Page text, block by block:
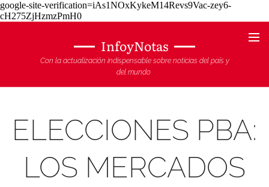
google-site-verification=iAs1NOxKykeM14Revs9Vac-zey6-
cH275ZjHzmzPmH0
InfoyNotas
Con la actualización indispensable sobre noticias del país y
del mundo
ELECCIONES PBA:
LOS MERCADOS